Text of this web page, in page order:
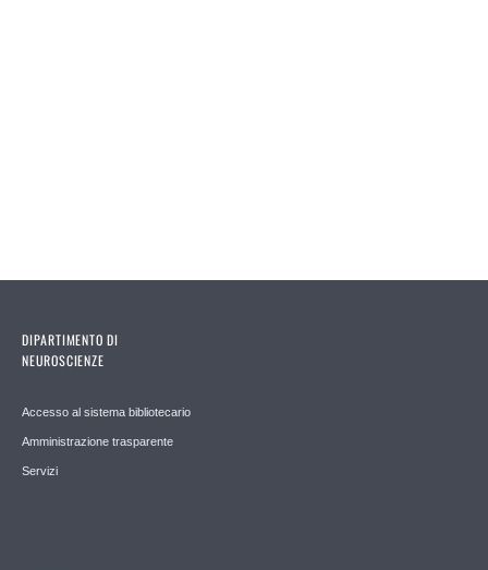
DIPARTIMENTO DI
NEUROSCIENZE
Accesso al sistema bibliotecario
Amministrazione trasparente
Servizi